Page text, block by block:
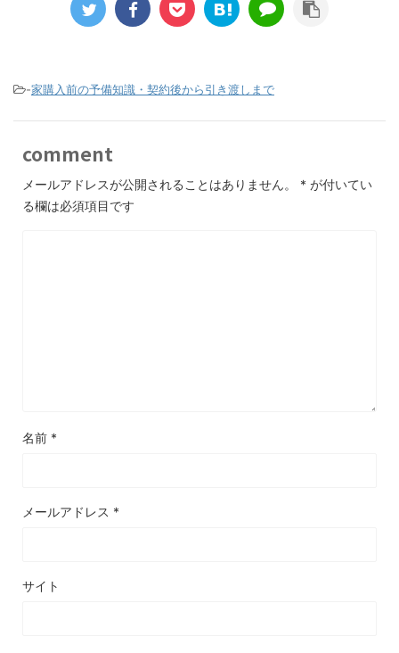
-家購入前の予備知識・契約後から引き渡しまで
comment
メールアドレスが公開されることはありません。 * が付いてい
る欄は必須項目です
名前 *
メールアドレス *
サイト